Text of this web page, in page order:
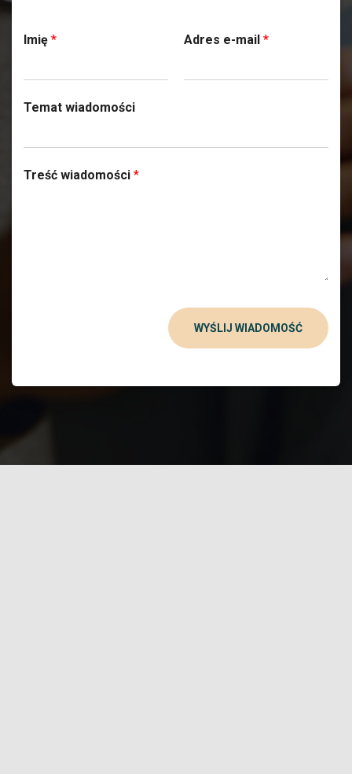
Imię * Adres e-mail *
Temat wiadomości
Treść wiadomości *
WYŚLIJ WIADOMOŚĆ